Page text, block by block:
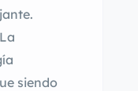
siendo